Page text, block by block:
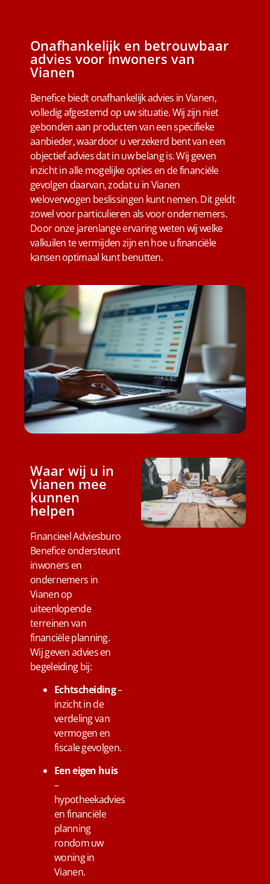
Onafhankelijk en betrouwbaar
advies voor inwoners van
Vianen
Benefice biedt onafhankelijk advies in Vianen,
volledig afgestemd op uw situatie. Wij zijn niet
gebonden aan producten van een specifieke
aanbieder, waardoor u verzekerd bent van een
objectief advies dat in uw belang is. Wij geven
inzicht in alle mogelijke opties en de financiële
gevolgen daarvan, zodat u in Vianen
weloverwogen beslissingen kunt nemen. Dit geldt
zowel voor particulieren als voor ondernemers.
Door onze jarenlange ervaring weten wij welke
valkuilen te vermijden zijn en hoe u financiële
kansen optimaal kunt benutten.
Waar wij u in
Vianen mee
kunnen
helpen
Financieel Adviesburo
Benefice ondersteunt
inwoners en
ondernemers in
Vianen op
uiteenlopende
terreinen van
financiële planning.
Wij geven advies en
begeleiding bij:
Echtscheiding–
inzicht in de
verdeling van
vermogen en
fiscale gevolgen.
Een eigen huis
–
hypotheekadvies
en financiële
planning
rondom uw
woning in
Vianen.